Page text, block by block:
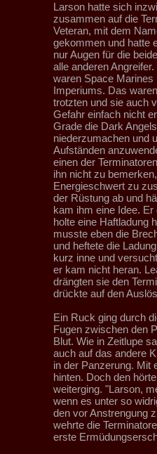
Larson hatte sich
zusammen auf die
Veteran, mit dem
gekommen und hatte
nur Augen für die
alle anderen
waren Space Marines
Imperiums. Das
trotzten und sie auch
Gefahr einfach nicht
Grade die Dark
niederzumachen und
Aufständen
einen der
ihn nicht zu
Energieschwert zu
der Rüstung ab und
kam ihm eine Idee.
holte eine Haftladung
musste eben die
und heftete die
kurz inne und
er kam nicht heran.
drängten sie den
drückte auf den
Ein Ruck ging durch
Fugen zwischen den
Blut. Wie in Zeitlupe
auch auf das andere
in der Panzerung. Mit
hinten. Doch den
weiterging. "Larson,
wenn es unter so
den vor Anstrengung
wehrte die
erste